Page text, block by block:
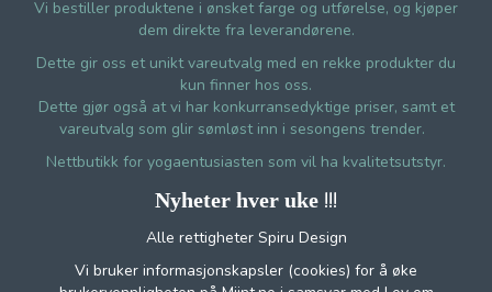
Vi bestiller produktene i ønsket farge og utførelse, og kjøper
dem direkte fra leverandørene.
Dette gir oss et unikt vareutvalg med en rekke produkter du
kun finner hos oss.
Dette gjør også at vi har konkurransedyktige priser, samt et
vareutvalg som glir sømløst inn i sesongens trender.
Nettbutikk for yogaentusiasten som vil ha kvalitetsutstyr.
Nyheter hver uke !!!
Alle rettigheter Spiru Design
Vi bruker informasjonskapsler (cookies) for å øke